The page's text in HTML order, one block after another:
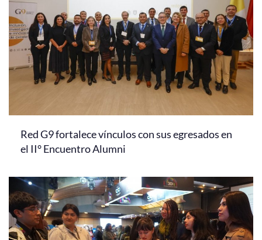
Red G9 fortalece vínculos con sus egresados en
el II° Encuentro Alumni